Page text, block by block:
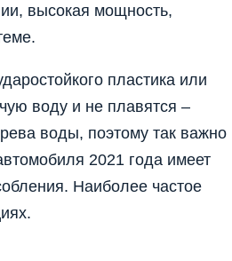
высокая мощность,
пластика или
воду и не плавятся –
воды, поэтому так важно
2021 года имеет
Наиболее частое